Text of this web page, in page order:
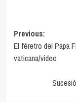
Post
navigation
Previous:
El féretro del Papa
vaticana/video